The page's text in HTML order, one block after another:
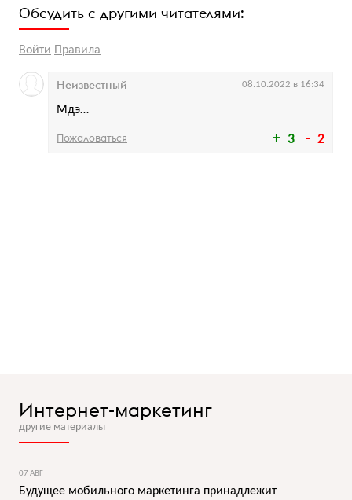
Обсудить с другими читателями:
Войти Правила
3 2
Мдэ…
Неизвестный 08.10.2022 в 16:34
Пожаловаться
Интернет-маркетинг
другие материалы
07 АВГ
Будущее мобильного маркетинга принадлежит